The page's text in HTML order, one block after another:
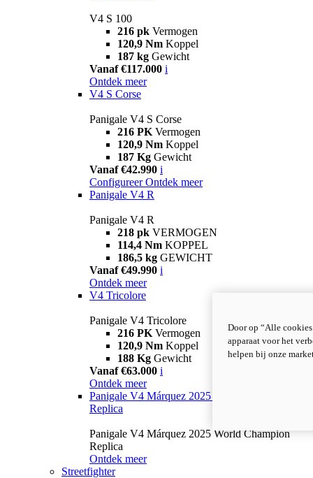
V4 S 100
216 pk Vermogen
120,9 Nm Koppel
187 kg Gewicht
Vanaf €117.000 i
Ontdek meer
V4 S Corse
Panigale V4 S Corse
216 PK Vermogen
120,9 Nm Koppel
187 Kg Gewicht
Vanaf €42.990 i
Configureer Ontdek meer
Panigale V4 R
Panigale V4 R
218 pk VERMOGEN
114,4 Nm KOPPEL
186,5 kg GEWICHT
Vanaf €49.990 i
Ontdek meer
V4 Tricolore
Panigale V4 Tricolore
216 PK Vermogen
120,9 Nm Koppel
188 Kg Gewicht
Vanaf €63.000 i
Ontdek meer
Panigale V4 Márquez 2025 World Champion
Replica
Panigale V4 Márquez 2025 World Champion
Replica
Ontdek meer
Streetfighter
Door op “Alle
apparaat voor het
helpen bij onze